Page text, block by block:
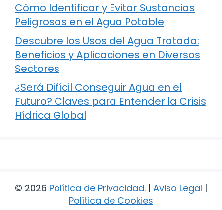
Cómo Identificar y Evitar Sustancias
Peligrosas en el Agua Potable
Descubre los Usos del Agua Tratada:
Beneficios y Aplicaciones en Diversos
Sectores
¿Será Difícil Conseguir Agua en el
Futuro? Claves para Entender la Crisis
Hídrica Global
© 2026 Política de Privacidad. | Aviso Legal |
Política de Cookies